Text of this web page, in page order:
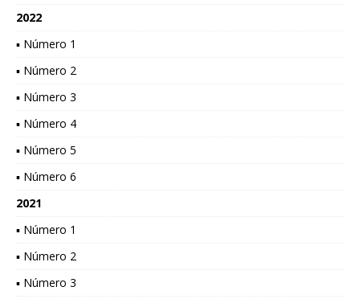
2022
▪ Número 1
▪ Número 2
▪ Número 3
▪ Número 4
▪ Número 5
▪ Número 6
2021
▪ Número 1
▪ Número 2
▪ Número 3